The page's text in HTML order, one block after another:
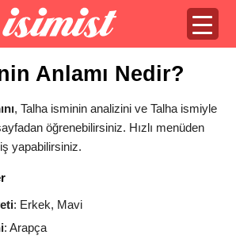
Anlamı Nedir?
, Talha isminin analizini ve Talha ismiyle
öğrenebilirsiniz. Hızlı menüden
yapabilirsiniz.
: Erkek, Mavi
: Arapça